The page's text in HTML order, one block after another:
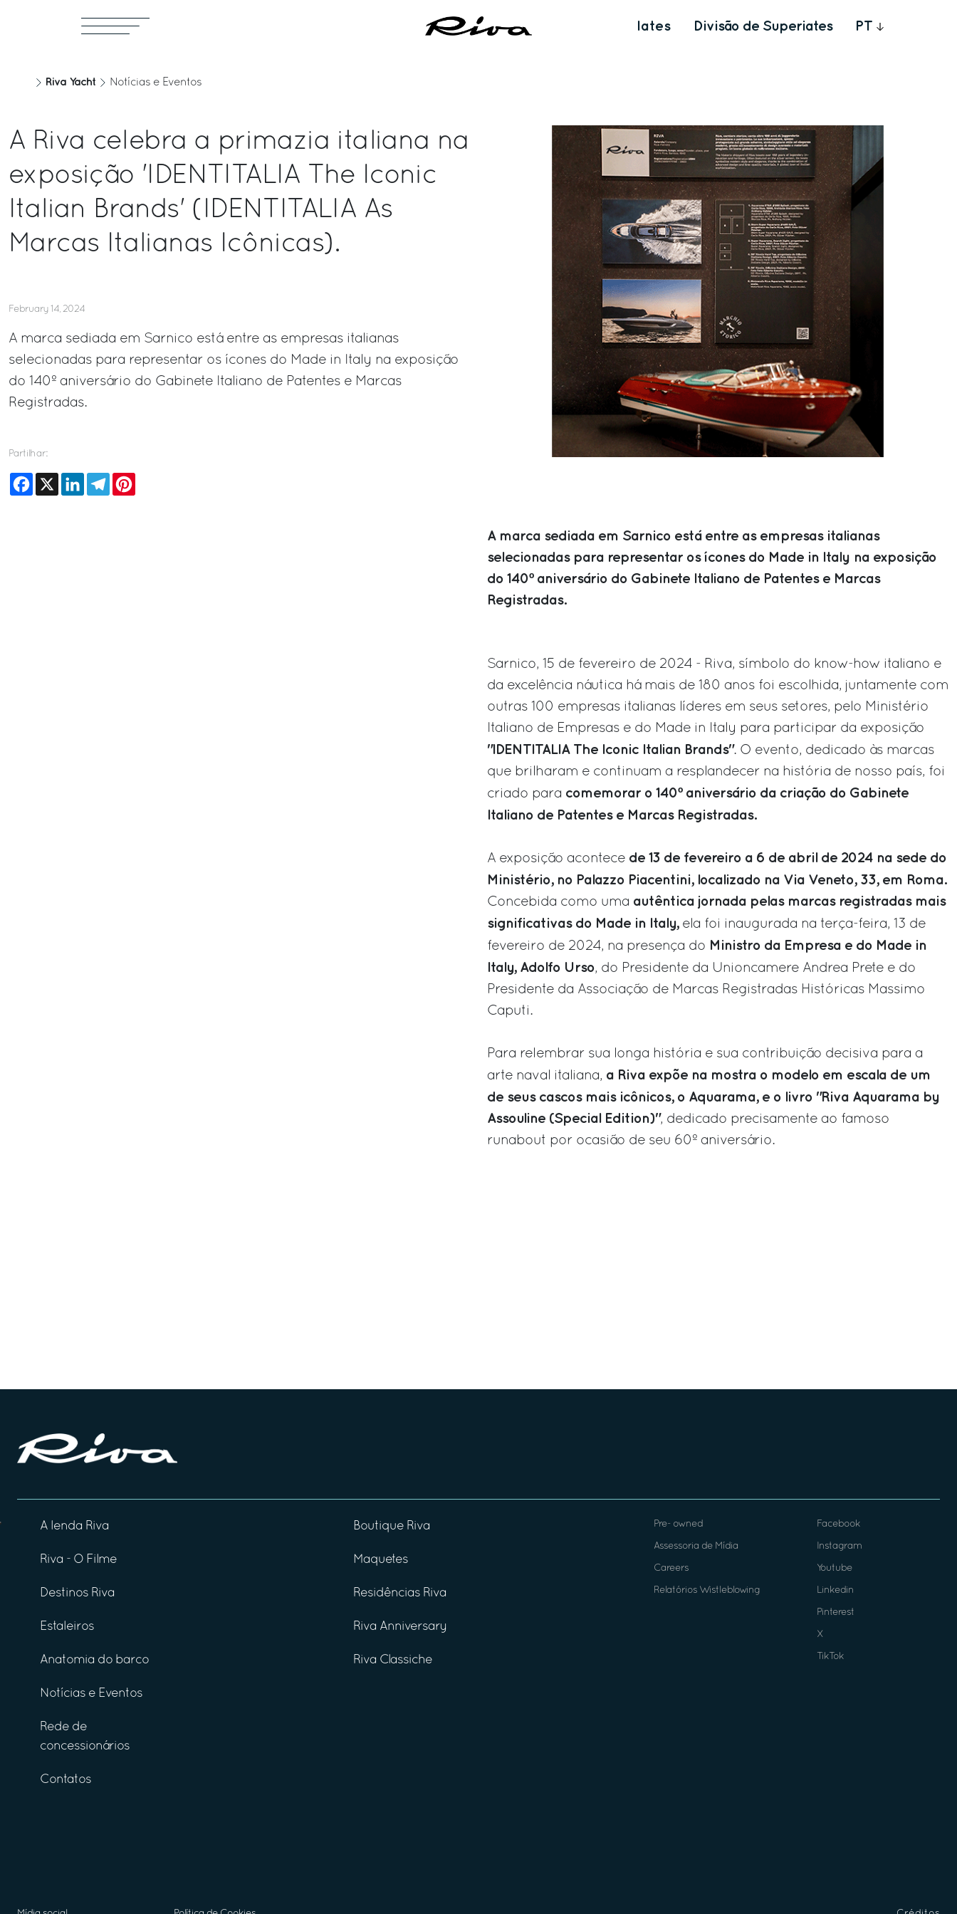
Iates Divisão de Superiates PT
Riva Yacht Notícias e Eventos
A Riva celebra a primazia italiana na
exposição 'IDENTITALIA The Iconic
Italian Brands' (IDENTITALIA As
Marcas Italianas Icônicas).
February 14, 2024
A marca sediada em Sarnico está entre as empresas italianas
selecionadas para representar os ícones do Made in Italy na exposição
do 140º aniversário do Gabinete Italiano de Patentes e Marcas
Registradas.
Partilhar:
Facebook
X LinkedInTelegram
A marca sediada em Sarnico está entre as empresas italianas
selecionadas para representar os ícones do Made in Italy na exposição
do 140º aniversário do Gabinete Italiano de Patentes e Marcas
Registradas.
Sarnico, 15 de fevereiro de 2024 - Riva, símbolo do know-how italiano e
da excelência náutica há mais de 180 anos foi escolhida, juntamente com
outras 100 empresas italianas líderes em seus setores, pelo Ministério
Italiano de Empresas e do Made in Italy para participar da exposição
"IDENTITALIA The Iconic Italian Brands". O evento, dedicado às marcas
que brilharam e continuam a resplandecer na história de nosso país, foi
criado para comemorar o 140º aniversário da criação do Gabinete
Italiano de Patentes e Marcas Registradas.
A exposição acontece de 13 de fevereiro a 6 de abril de 2024 na sede do
Ministério, no Palazzo Piacentini, localizado na Via Veneto, 33, em Roma.
Concebida como uma autêntica jornada pelas marcas registradas mais
significativas do Made in Italy,ela foi inaugurada na terça-feira, 13 de
fevereiro de 2024, na presença do Ministro da Empresa e do Made in
Italy, Adolfo Urso, do Presidente da Unioncamere Andrea Prete e do
Presidente da Associação de Marcas Registradas Históricas Massimo
Caputi.
Para relembrar sua longa história e sua contribuição decisiva para a
arte naval italiana, a Riva expõe na mostra o modelo em escala de um
de seus cascos mais icônicos, o Aquarama, e o livro "Riva Aquarama by
Assouline (Special Edition)", dedicado precisamente ao famoso
runabout por ocasião de seu 60º aniversário.
A lenda Riva
Riva - O Filme
Destinos Riva
Estaleiros
Anatomia do barco
Notícias e Eventos
Rede de
concessionários
Contatos
Boutique Riva
Maquetes
Residências Riva
Riva Anniversary
Riva Classiche
Pre- owned
Assessoria de Mídia
Careers
Relatórios Wistleblowing
Facebook
Instagram
Youtube
Linkedin
Pinterest
X
TikTok